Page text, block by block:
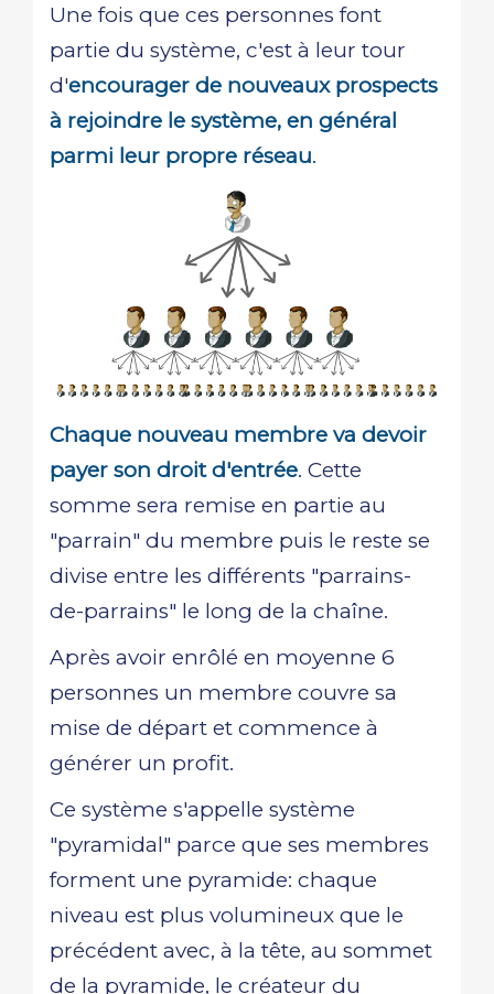
Une fois que ces personnes font
partie du système, c'est à leur tour
d'encourager de nouveaux prospects
à rejoindre le système, en général
parmi leur propre réseau.
Chaque nouveau membre va devoir
payer son droit d'entrée. Cette
somme sera remise en partie au
"parrain" du membre puis le reste se
divise entre les différents "parrains-
de-parrains" le long de la chaîne.
Après avoir enrôlé en moyenne 6
personnes un membre couvre sa
mise de départ et commence à
générer un profit.
Ce système s'appelle système
"pyramidal" parce que ses membres
forment une pyramide: chaque
niveau est plus volumineux que le
précédent avec, à la tête, au sommet
de la pyramide, le créateur du